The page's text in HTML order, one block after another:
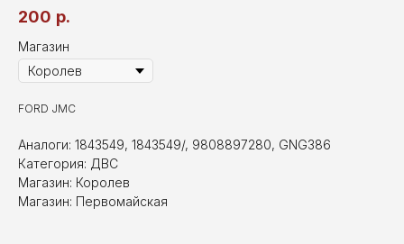
200 р.
Магазин
FORD JMC
Аналоги: 1843549, 1843549/, 9808897280, GNG386
Категория: ДВС
Магазин: Королев
Магазин: Первомайская